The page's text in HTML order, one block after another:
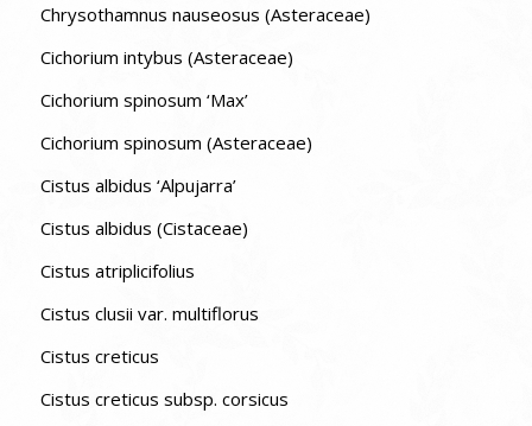
Chrysothamnus nauseosus (Asteraceae)
Cichorium intybus (Asteraceae)
Cichorium spinosum ‘Max’
Cichorium spinosum (Asteraceae)
Cistus albidus ‘Alpujarra’
Cistus albidus (Cistaceae)
Cistus atriplicifolius
Cistus clusii var. multiflorus
Cistus creticus
Cistus creticus subsp. corsicus